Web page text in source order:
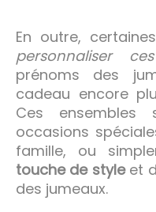
En outre,
personnaliser
prénoms des
cadeau encore
Ces
occasions
famille, ou
touche de styleet
des jumeaux.